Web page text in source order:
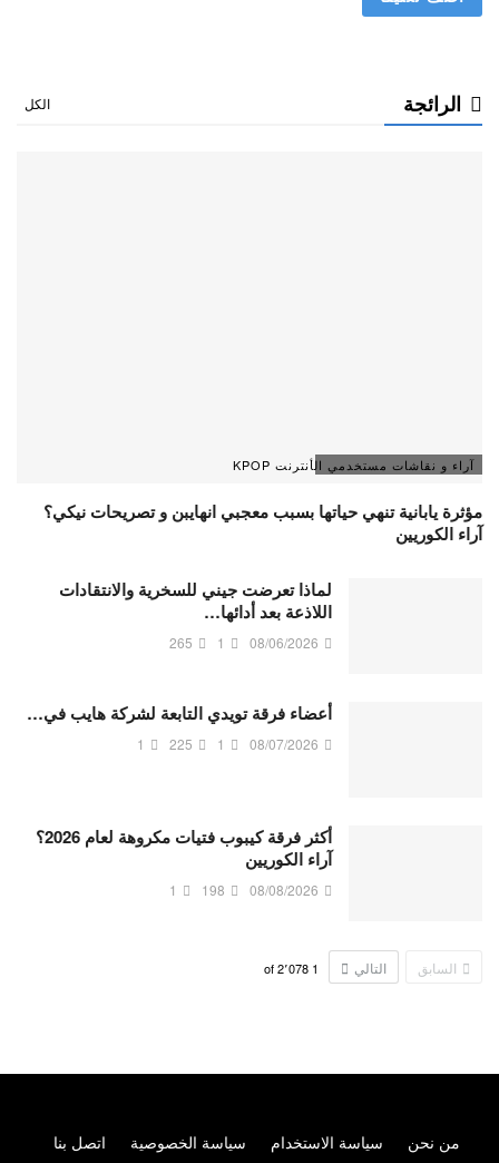
الرائجة الكل
آراء و نقاشات مستخدمي الأنترنت KPOP
مؤثرة يابانية تنهي حياتها بسبب معجبي انهايبن و تصريحات نيكي؟
آراء الكوريين
لماذا تعرضت جيني للسخرية والانتقادات
اللاذعة بعد أدائها…
08/06/2026
1
265
أعضاء فرقة تويدي التابعة لشركة هايب في…
08/07/2026
1
225
1
أكثر فرقة كيبوب فتيات مكروهة لعام 2026؟
آراء الكوريين
08/08/2026
198
1
السابق التالي 1 2٬078
من نحن سياسة الاستخدام سياسة الخصوصية اتصل بنا